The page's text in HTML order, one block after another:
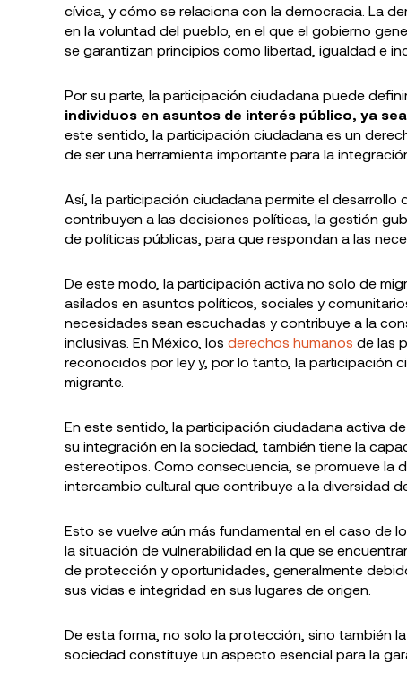
cívica, y cómo se relaciona con la democracia. La
en la voluntad del pueblo, en el que el gobierno
se garantizan principios como libertad, igualdad e
Por su parte, la participación ciudadana puede
individuos en asuntos de interés público, ya
este sentido, la participación ciudadana es un
de ser una herramienta importante para la
Así, la participación ciudadana permite el
contribuyen a las decisiones políticas, la gestión
de políticas públicas, para que respondan a las
De este modo, la participación activa no solo de
asilados en asuntos políticos, sociales y
necesidades sean escuchadas y contribuye a la
inclusivas. En México, los derechos humanos de las
reconocidos por ley y, por lo tanto, la participación
migrante.
En este sentido, la participación ciudadana activa
su integración en la sociedad, también tiene la
estereotipos. Como consecuencia, se promueve la
intercambio cultural que contribuye a la diversidad
Esto se vuelve aún más fundamental en el caso de
la situación de vulnerabilidad en la que se
de protección y oportunidades, generalmente
sus vidas e integridad en sus lugares de origen.
De esta forma, no solo la protección, sino también
sociedad constituye un aspecto esencial para la